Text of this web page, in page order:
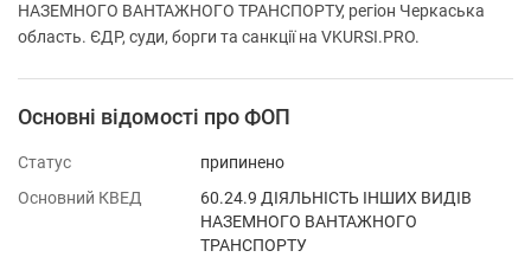
НАЗЕМНОГО ВАНТАЖНОГО ТРАНСПОРТУ, регіон Черкаська
область. ЄДР, суди, борги та санкції на VKURSI.PRO.
Основні відомості про ФОП
Статус
припинено
Основний КВЕД
60.24.9 ДІЯЛЬНІСТЬ ІНШИХ ВИДІВ
НАЗЕМНОГО ВАНТАЖНОГО
ТРАНСПОРТУ